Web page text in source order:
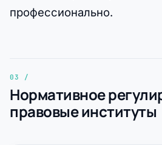
профессионально.
Нормативное
правовые институты